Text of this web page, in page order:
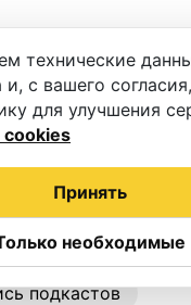
студии
в
подкастов
технические
с вашего согласия,
для улучшения
необходимые
Принять